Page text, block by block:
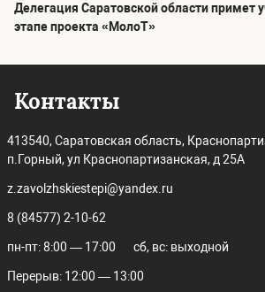
Делегация Саратовской области примет
этапе проекта «МолоТ»
Контакты
413540, Саратовская область,
п.Горный, ул Краснопартизанская, д 25А
z.zavolzhskiestepi@yandex.ru
8 (84577) 2-10-62
пн-пт: 8:00 — 17:00 сб, вс: выходной
Перерыв: 12:00 — 13:00